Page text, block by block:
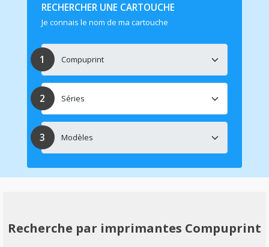
RECHERCHER UNE CARTOUCHE
Je connais le nom de ma cartouche
Recherche par imprimantes Compuprint